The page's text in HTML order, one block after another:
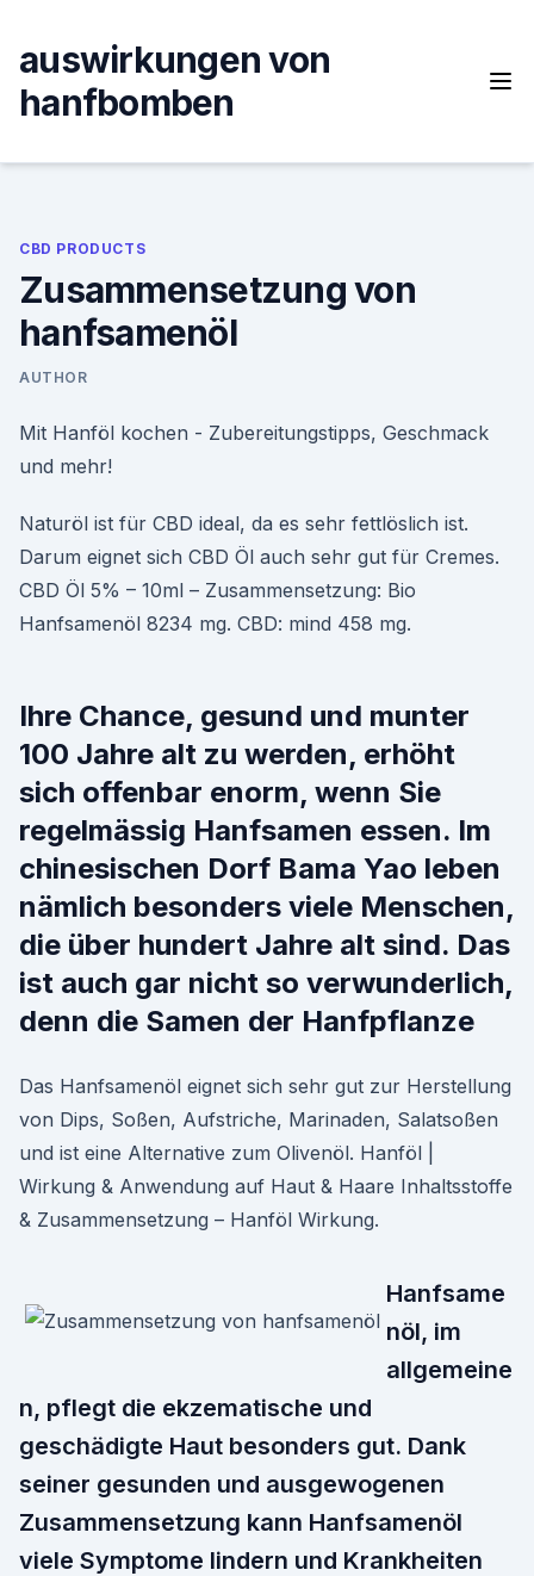
content
auswirkungen von
hanfbomben
CBD PRODUCTS
Zusammensetzung von
hanfsamenöl
AUTHOR
Mit Hanföl kochen - Zubereitungstipps, Geschmack
und mehr!
Naturöl ist für CBD ideal, da es sehr fettlöslich ist.
Darum eignet sich CBD Öl auch sehr gut für Cremes.
CBD Öl 5% – 10ml – Zusammensetzung: Bio
Hanfsamenöl 8234 mg. CBD: mind 458 mg.
Ihre Chance, gesund und munter
100 Jahre alt zu werden, erhöht
sich offenbar enorm, wenn Sie
regelmässig Hanfsamen essen. Im
chinesischen Dorf Bama Yao leben
nämlich besonders viele Menschen,
die über hundert Jahre alt sind. Das
ist auch gar nicht so verwunderlich,
denn die Samen der Hanfpflanze
Das Hanfsamenöl eignet sich sehr gut zur Herstellung
von Dips, Soßen, Aufstriche, Marinaden, Salatsoßen
und ist eine Alternative zum Olivenöl. Hanföl |
Wirkung & Anwendung auf Haut & Haare Inhaltsstoffe
& Zusammensetzung – Hanföl Wirkung.
Hanfsame
nöl, im
allgemeine
n, pflegt die ekzematische und
geschädigte Haut besonders gut. Dank
seiner gesunden und ausgewogenen
Zusammensetzung kann Hanfsamenöl
viele Symptome lindern und Krankheiten